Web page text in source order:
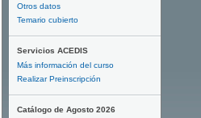
Otros datos
Temario cubierto
Servicios ACEDIS
Más información del curso
Realizar Preinscripción
Catálogo de Agosto 2026